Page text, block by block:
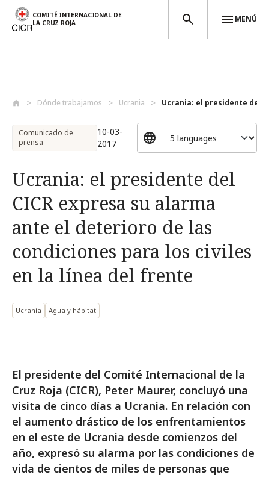
COMITÉ INTERNACIONAL DE
LA CRUZ ROJA
MENÚ
Dónde trabajamos Ucrania Ucrania: el presidente del
Comunicado de
prensa
10-03-
2017
Ucrania: el presidente del
CICR expresa su alarma
ante el deterioro de las
condiciones para los civiles
en la línea del frente
Ucrania Agua y hábitat
El presidente del Comité Internacional de la
Cruz Roja (CICR), Peter Maurer, concluyó una
visita de cinco días a Ucrania. En relación con
el aumento drástico de los enfrentamientos
en el este de Ucrania desde comienzos del
año, expresó su alarma por las condiciones de
vida de cientos de miles de personas que